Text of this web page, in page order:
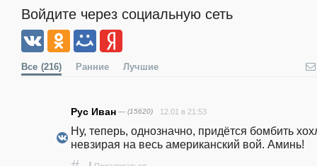
Войдите через социальную сеть
Все (216) Ранние Лучшие
Рус Иван — (15620) 12.01 в 21:53
Ну, теперь, однозначно, придётся бомбить
невзирая на весь американский вой. Аминь!